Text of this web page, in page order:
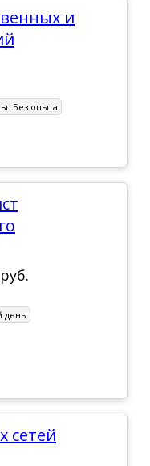
Без опыта
день
сетей